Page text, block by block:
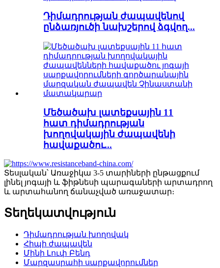
Դիմադրության ժապավենով
ընձառյուծի նախշերով ձգվող...
Մեծածախ լատեքսային 11
հատ դիմադրության
խողովակային ժապավենի
հավաքածու...
Տեսլական՝ Առաջիկա 3-5 տարիների ընթացքում
լինել յոգայի և ֆիթնեսի պարագաների արտադրող
և արտահանող ճանաչված առաջատար։
Տեղեկատվություն
Դիմադրության խողովակ
Հիպի ժապավեն
Մինի Լուփ Բենդ
Մարզասրահի սարքավորումներ